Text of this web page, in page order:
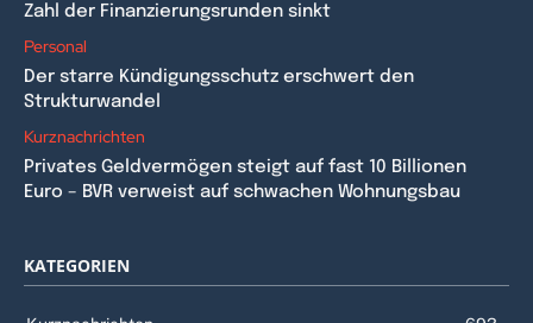
Zahl der Finanzierungsrunden sinkt
Personal
Der starre Kündigungsschutz erschwert den
Strukturwandel
Kurznachrichten
Privates Geldvermögen steigt auf fast 10 Billionen
Euro – BVR verweist auf schwachen Wohnungsbau
KATEGORIEN